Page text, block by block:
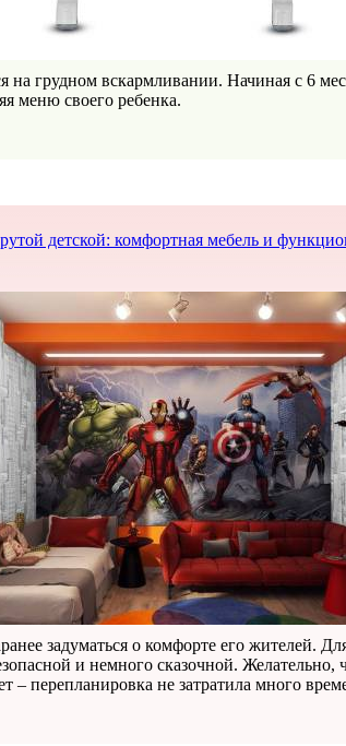
на грудном вскармливании. Начиная с 6
меню своего ребенка.
детской: комфортная мебель и
задуматься о комфорте его жителей.
и немного сказочной. Желательно,
– перепланировка не затратила много